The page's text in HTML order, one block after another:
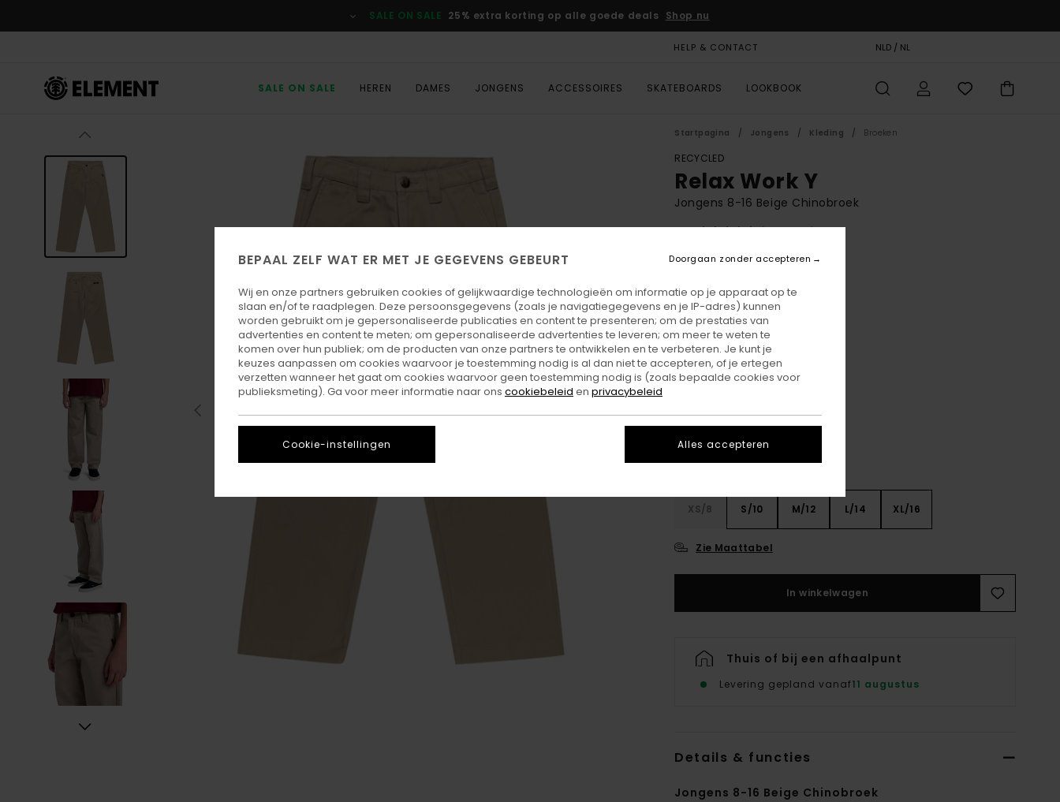
Productinformatie
SALE ON SALE 25% extra korting op alle goede deals Shop nu
HELP & CONTACT NLD / NL
SALE ON SALE HEREN DAMES JONGENS ACCESSOIRES SKATEBOARDS LOOKBOOK
Startpagina Jongens Kleding Broeken
RECYCLED
Relax Work Y
Jongens 8-16 Beige Chinobroek
5.0
€ 29,25
SALE
SALE ON SALE 25% EXTRA
KleurAluminum
XS/8 S/10 M/12 L/14 XL/16
Zie Maattabel
In winkelwagen
Thuis of bij een afhaalpunt
Levering gepland vanaf11 augustus
Details & functies
Jongens 8-16 Beige Chinobroek
BEPAAL ZELF WAT ER MET JE GEGEVENS GEBEURT
Wij en onze partners gebruiken cookies of gelijkwaardige technologieën om informatie op je apparaat op te
slaan en/of te raadplegen. Deze persoonsgegevens (zoals je navigatiegegevens en je IP-adres) kunnen
worden gebruikt om je gepersonaliseerde publicaties en content te presenteren; om de prestaties van
advertenties en content te meten; om gepersonaliseerde advertenties te leveren; om meer te weten te
komen over hun publiek; om de producten van onze partners te ontwikkelen en te verbeteren. Je kunt je
keuzes aanpassen om cookies waarvoor je toestemming nodig is al dan niet te accepteren, of je ertegen
verzetten wanneer het gaat om cookies waarvoor geen toestemming nodig is (zoals bepaalde cookies voor
publieksmeting). Ga voor meer informatie naar ons cookiebeleid en privacybeleid
Cookie-instellingen
Doorgaan zonder accepteren
Alles accepteren